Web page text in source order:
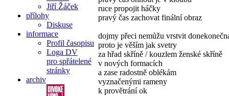
Jiří Žáček
přílohy
Diskuse
informace
Profil časopisu
Loga DV
pro spřátelené
stránky
archiv
ruce propojit háčky
pravý čas zachovat finální obraz
dojmy přeci nemůžu vrstvit
proto je věším jak svetry
za hřad skříně / kouzlem ženské skříně
v nových formacích
a zase radostně oblékám
vyznačenými rameny
k provětrání ok